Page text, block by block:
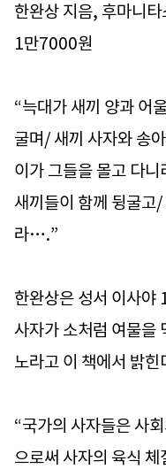
한완상 지음, 후마니
1만7000원
“늑대가 새끼 양과 어
굴며/ 새끼 사자와 송
이가 그들을 몰고 다
새끼들이 함께 뒹굴고
라….”
한완상은 성서 이사야
사자가 소처럼 여물을
노라고 이 책에서 밝힌
“국가의 사자들은 사
으로써 사자의 육식